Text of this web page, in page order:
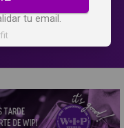
tu email.